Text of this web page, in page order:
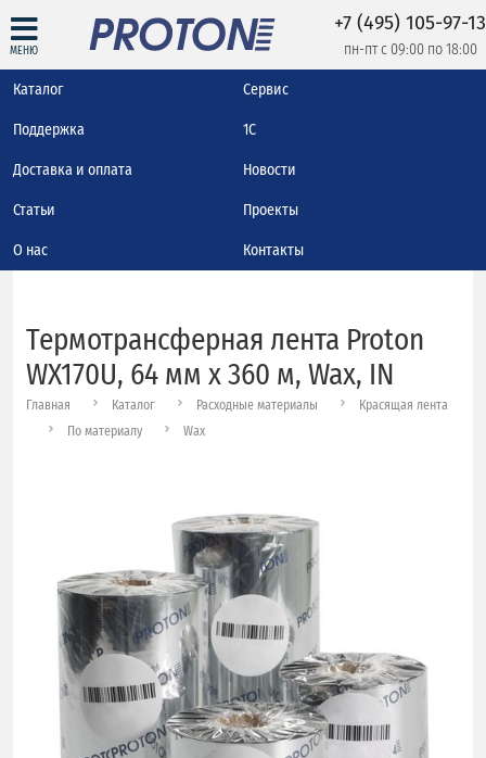
МЕНЮ
+7 (495) 105-97-13
пн-пт с 09:00 по 18:00
Каталог Сервис
Поддержка 1С
Доставка и оплата Новости
Статьи Проекты
О нас Контакты
Термотрансферная лента Proton
WX170U, 64 мм х 360 м, Wax, IN
Главная Каталог Расходные материалы
Красящая лента
По материалу
Wax